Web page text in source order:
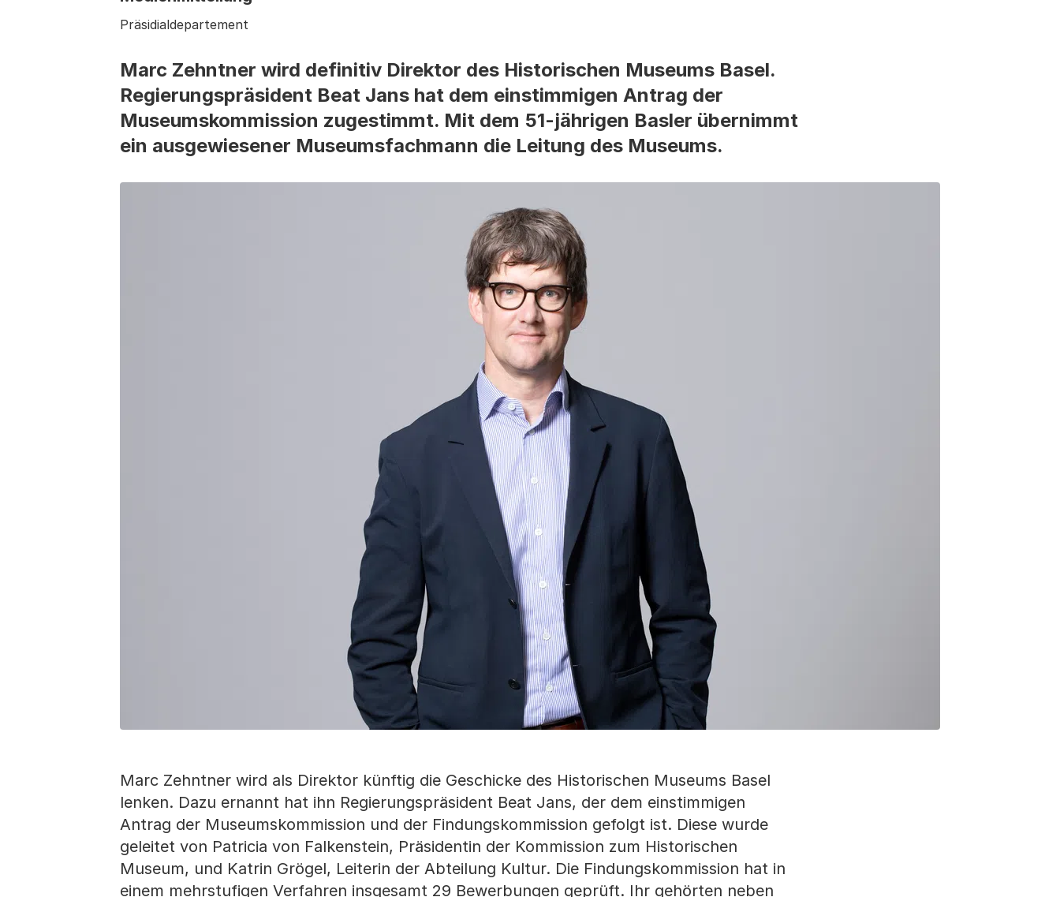
Präsidialdepartement
Marc Zehntner wird definitiv Direktor des Historischen Museums Basel.
Regierungspräsident Beat Jans hat dem einstimmigen Antrag der
Museumskommission zugestimmt. Mit dem 51-jährigen Basler übernimmt
ein ausgewiesener Museumsfachmann die Leitung des Museums.
Marc Zehntner wird als Direktor künftig die Geschicke des Historischen Museums Basel
lenken. Dazu ernannt hat ihn Regierungspräsident Beat Jans, der dem einstimmigen
Antrag der Museumskommission und der Findungskommission gefolgt ist. Diese wurde
geleitet von Patricia von Falkenstein, Präsidentin der Kommission zum Historischen
Museum, und Katrin Grögel, Leiterin der Abteilung Kultur. Die Findungskommission hat in
einem mehrstufigen Verfahren insgesamt 29 Bewerbungen geprüft. Ihr gehörten neben